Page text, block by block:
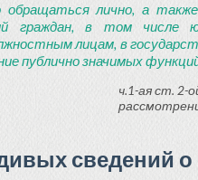
лично, а
граждан, в том числе
лицам, в
публично значимых
ч.1-ая ст. 2-
сведений